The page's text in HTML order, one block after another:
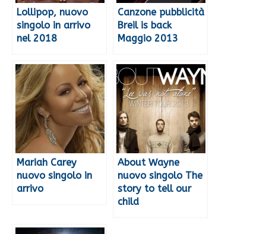
Lollipop, nuovo
singolo in arrivo
nel 2018
Canzone pubblicità
Breil is back
Maggio 2013
Mariah Carey
nuovo singolo in
arrivo
About Wayne
nuovo singolo The
story to tell our
child